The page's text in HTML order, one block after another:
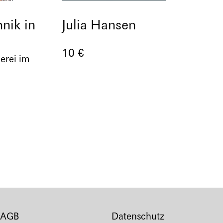
in
im
Julia Hansen
10 €
AGB Datenschutz